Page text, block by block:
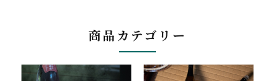
商品カテゴリー